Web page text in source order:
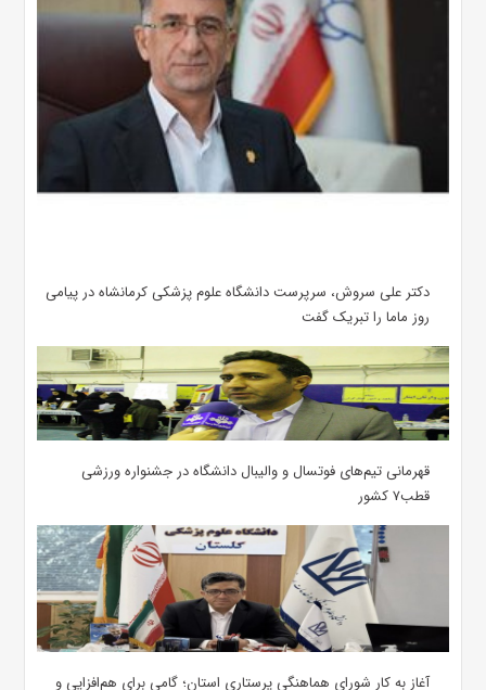
دکتر علی سروش، سرپرست دانشگاه علوم پزشکی کرمانشاه در پیامی
روز ماما را تبریک گفت
قهرمانی تیم‌های فوتسال و والیبال دانشگاه در جشنواره ورزشی
قطب۷ کشور
آغاز به کار شورای هماهنگی پرستاری استان؛ گامی برای هم‌افزایی و